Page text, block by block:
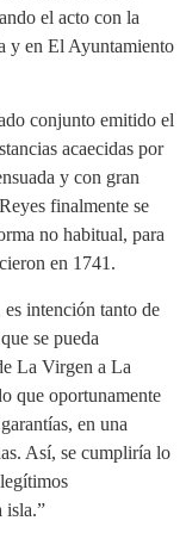
el acto con la
y en El Ayuntamiento
conjunto emitido el
acaecidas por
y con gran
finalmente se
no habitual, para
en 1741.
intención tanto de
se pueda
La Virgen a La
que oportunamente
en una
Así, se cumpliría lo
isla.”